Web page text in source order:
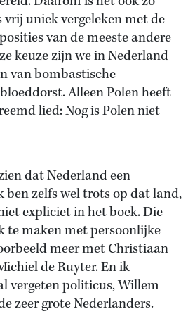
vrij uniek vergeleken met de
van de meeste andere
keuze zijn we in Nederland
van bombastische
Alleen Polen heeft
lied: Nog is Polen niet
dat Nederland een
ben zelfs wel trots op dat land,
expliciet in het boek. Die
te maken met persoonlijke
meer met Christiaan
de Ruyter. En ik
vergeten politicus, Willem
zeer grote Nederlanders.